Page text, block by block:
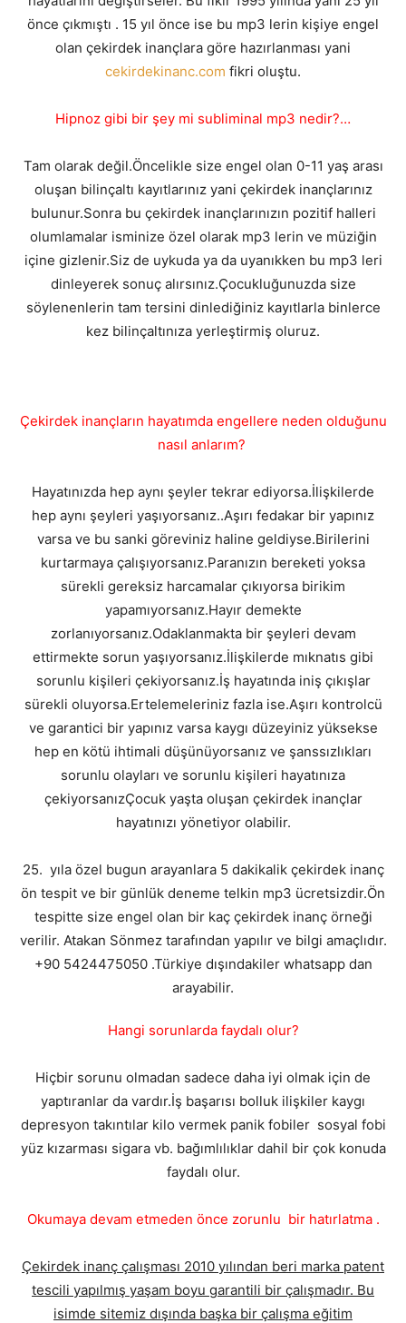
önce çıkmıştı . 15 yıl önce ise bu mp3 lerin kişiye engel
olan çekirdek inançlara göre hazırlanması yani
cekirdekinanc.com fikri oluştu.
Hipnoz gibi bir şey mi subliminal mp3 nedir?…
Tam olarak değil.Öncelikle size engel olan 0-11 yaş arası
oluşan bilinçaltı kayıtlarınız yani çekirdek inançlarınız
bulunur.Sonra bu çekirdek inançlarınızın pozitif halleri
olumlamalar isminize özel olarak mp3 lerin ve müziğin
içine gizlenir.Siz de uykuda ya da uyanıkken bu mp3 leri
dinleyerek sonuç alırsınız.Çocukluğunuzda size
söylenenlerin tam tersini dinlediğiniz kayıtlarla binlerce
kez bilinçaltınıza yerleştirmiş oluruz.
Çekirdek inançların hayatımda engellere neden olduğunu
nasıl anlarım?
Hayatınızda hep aynı şeyler tekrar ediyorsa.İlişkilerde
hep aynı şeyleri yaşıyorsanız..Aşırı fedakar bir yapınız
varsa ve bu sanki göreviniz haline geldiyse.Birilerini
kurtarmaya çalışıyorsanız.Paranızın bereketi yoksa
sürekli gereksiz harcamalar çıkıyorsa birikim
yapamıyorsanız.Hayır demekte
zorlanıyorsanız.Odaklanmakta bir şeyleri devam
ettirmekte sorun yaşıyorsanız.İlişkilerde mıknatıs gibi
sorunlu kişileri çekiyorsanız.İş hayatında iniş çıkışlar
sürekli oluyorsa.Ertelemeleriniz fazla ise.Aşırı kontrolcü
ve garantici bir yapınız varsa kaygı düzeyiniz yüksekse
hep en kötü ihtimali düşünüyorsanız ve şanssızlıkları
sorunlu olayları ve sorunlu kişileri hayatınıza
çekiyorsanızÇocuk yaşta oluşan çekirdek inançlar
hayatınızı yönetiyor olabilir.
25. yıla özel bugun arayanlara 5 dakikalik çekirdek inanç
ön tespit ve bir günlük deneme telkin mp3 ücretsizdir.Ön
tespitte size engel olan bir kaç çekirdek inanç örneği
verilir. Atakan Sönmez tarafından yapılır ve bilgi amaçlıdır.
+90 5424475050 .Türkiye dışındakiler whatsapp dan
arayabilir.
Hangi sorunlarda faydalı olur?
Hiçbir sorunu olmadan sadece daha iyi olmak için de
yaptıranlar da vardır.İş başarısı bolluk ilişkiler kaygı
depresyon takıntılar kilo vermek panik fobiler sosyal fobi
yüz kızarması sigara vb. bağımlılıklar dahil bir çok konuda
faydalı olur.
Okumaya devam etmeden önce zorunlu bir hatırlatma .
Çekirdek inanç çalışması 2010 yılından beri marka patent
tescili yapılmış yaşam boyu garantili bir çalışmadır. Bu
isimde sitemiz dışında başka bir çalışma eğitim